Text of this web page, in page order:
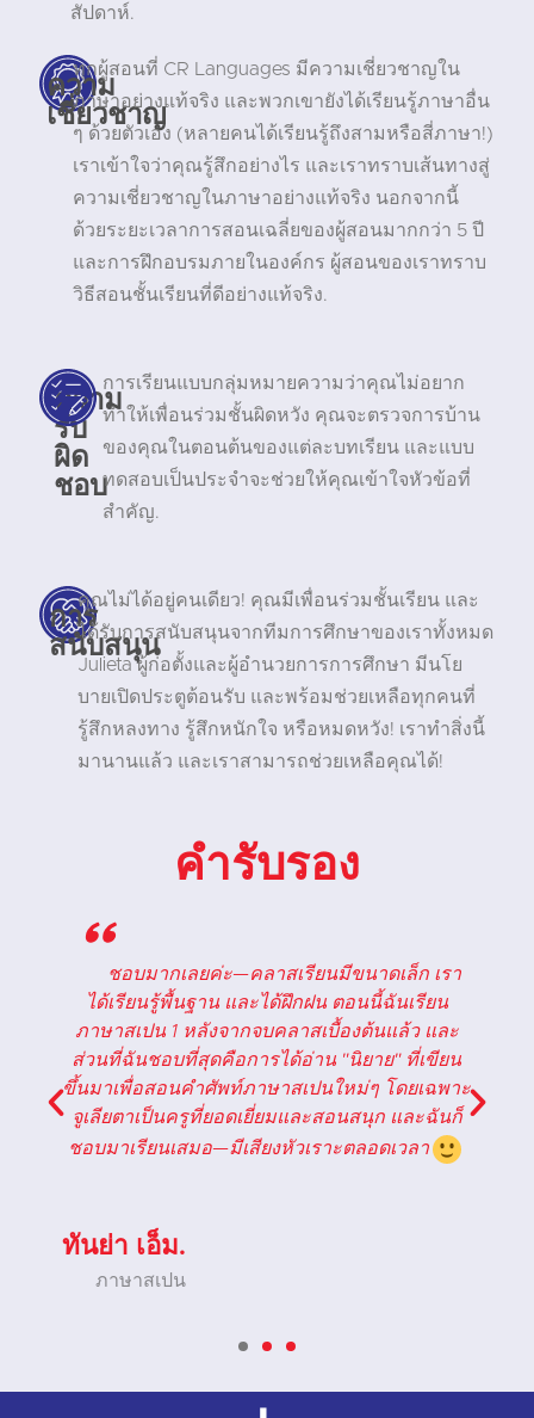
สัปดาห์.
ความ
เชี่ยวชาญ
ทุกผู้สอนที่ CR Languages มีความเชี่ยวชาญใน
ภาษาอย่างแท้จริง และพวกเขายังได้เรียนรู้ภาษาอื่น
ๆ ด้วยตัวเอง (หลายคนได้เรียนรู้ถึงสามหรือสี่ภาษา!)
เราเข้าใจว่าคุณรู้สึกอย่างไร และเราทราบเส้นทางสู่
ความเชี่ยวชาญในภาษาอย่างแท้จริง นอกจากนี้
ด้วยระยะเวลาการสอนเฉลี่ยของผู้สอนมากกว่า 5 ปี
และการฝึกอบรมภายในองค์กร ผู้สอนของเราทราบ
วิธีสอนชั้นเรียนที่ดีอย่างแท้จริง.
ความ
รับ
ผิด
ชอบ
การเรียนแบบกลุ่มหมายความว่าคุณไม่อยาก
ทำให้เพื่อนร่วมชั้นผิดหวัง คุณจะตรวจการบ้าน
ของคุณในตอนต้นของแต่ละบทเรียน และแบบ
ทดสอบเป็นประจำจะช่วยให้คุณเข้าใจหัวข้อที่
สำคัญ.
การ
สนับสนุน
คุณไม่ได้อยู่คนเดียว! คุณมีเพื่อนร่วมชั้นเรียน และ
ได้รับการสนับสนุนจากทีมการศึกษาของเราทั้งหมด
Julieta ผู้ก่อตั้งและผู้อำนวยการการศึกษา มีนโย
บายเปิดประตูต้อนรับ และพร้อมช่วยเหลือทุกคนที่
รู้สึกหลงทาง รู้สึกหนักใจ หรือหมดหวัง! เราทำสิ่งนี้
มานานแล้ว และเราสามารถช่วยเหลือคุณได้!
คำรับรอง
"หลักสูตรภาษาสเปนของ CR Languages ไม่
เพียงแต่สอนไวยากรณ์ภาษาสเปนให้ฉันเท่านั้น แต่
ยังเปิดโอกาสให้ฉันได้ฝึกพูดสิ่งที่ได้เรียนรู้ในกลุ่ม
เล็ก ๆ อีกด้วย ชั้นเรียนสนุกและมีปฏิสัมพันธ์กัน แต่
ก็ท้าทายพอที่จะทำให้ฉันไม่รู้สึกเบื่อ